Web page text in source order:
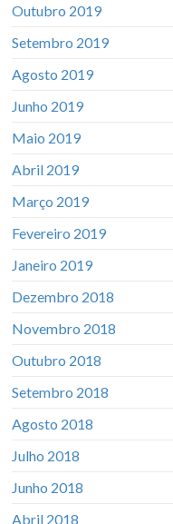
Outubro 2019
Setembro 2019
Agosto 2019
Junho 2019
Maio 2019
Abril 2019
Março 2019
Fevereiro 2019
Janeiro 2019
Dezembro 2018
Novembro 2018
Outubro 2018
Setembro 2018
Agosto 2018
Julho 2018
Junho 2018
Abril 2018